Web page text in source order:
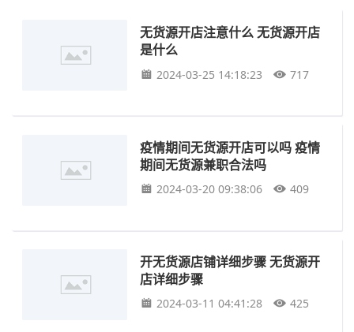
无货源开店注意什么 无货源开店
是什么
2024-03-25 14:18:23 717
疫情期间无货源开店可以吗 疫情
期间无货源兼职合法吗
2024-03-20 09:38:06 409
开无货源店铺详细步骤 无货源开
店详细步骤
2024-03-11 04:41:28 425